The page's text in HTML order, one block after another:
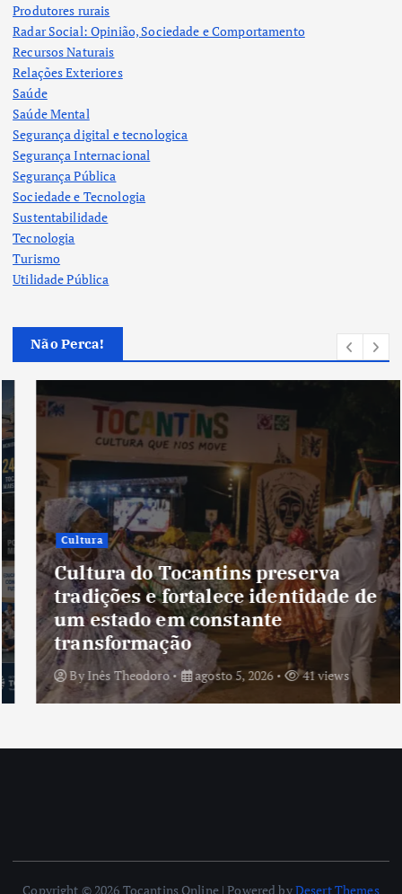
Produtores rurais
Radar Social: Opinião, Sociedade e Comportamento
Recursos Naturais
Relações Exteriores
Saúde
Saúde Mental
Segurança digital e tecnologica
Segurança Internacional
Segurança Pública
Sociedade e Tecnologia
Sustentabilidade
Tecnologia
Turismo
Utilidade Pública
Não Perca!
Cultura
Cultura do Tocantins preserva
tradições e fortalece identidade de
um estado em constante
transformação
ByInês Theodoro agosto 5, 2026 41 views
Copyright © 2026 Tocantins Online | Powered byDesert Themes